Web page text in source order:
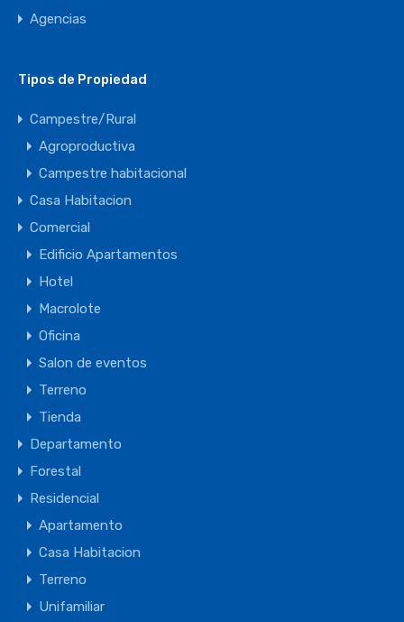
Agencias
Tipos de Propiedad
Campestre/Rural
Agroproductiva
Campestre habitacional
Casa Habitacion
Comercial
Edificio Apartamentos
Hotel
Macrolote
Oficina
Salon de eventos
Terreno
Tienda
Departamento
Forestal
Residencial
Apartamento
Casa Habitacion
Terreno
Unifamiliar